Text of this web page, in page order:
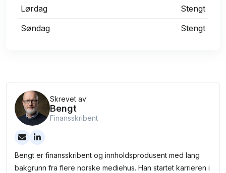
Lørdag
Stengt
Søndag
Stengt
Skrevet av
Bengt
Finansskribent
Bengt er finansskribent og innholdsprodusent med lang
bakgrunn fra flere norske mediehus. Han startet karrieren i